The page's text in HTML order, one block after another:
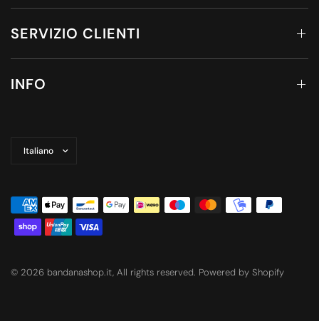
SERVIZIO CLIENTI
INFO
paese/area
© 2026 bandanashop.it, All rights reserved. Powered by Shopify